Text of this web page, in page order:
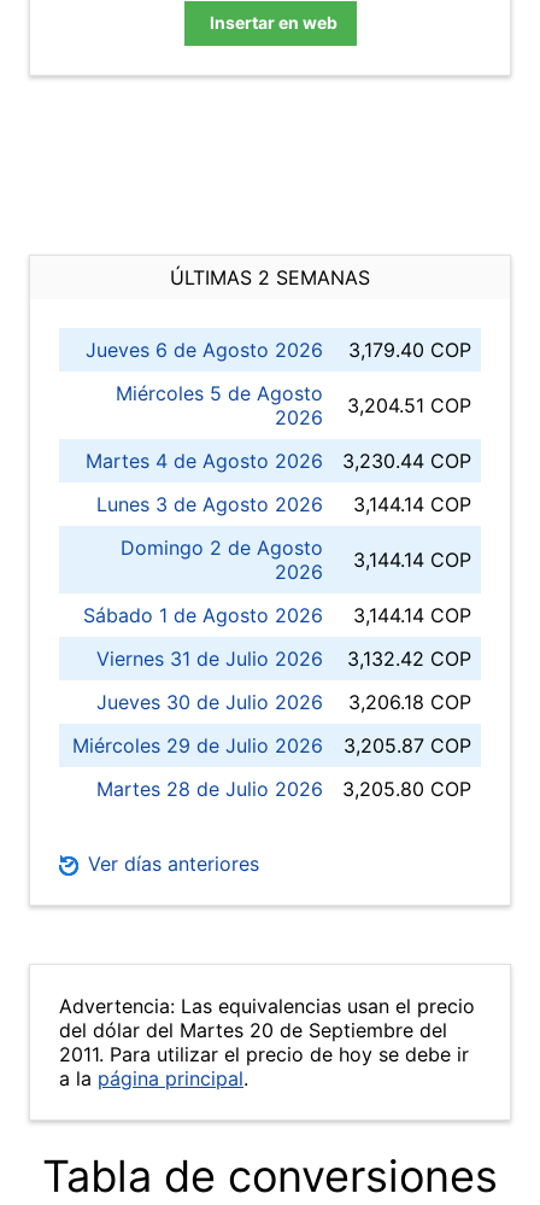
Insertar en web
ÚLTIMAS 2 SEMANAS
Jueves 6 de Agosto 2026
3,179.40 COP
Miércoles 5 de Agosto
2026
3,204.51 COP
Martes 4 de Agosto 2026
3,230.44 COP
Lunes 3 de Agosto 2026
3,144.14 COP
Domingo 2 de Agosto
2026
3,144.14 COP
Sábado 1 de Agosto 2026
3,144.14 COP
Viernes 31 de Julio 2026
3,132.42 COP
Jueves 30 de Julio 2026
3,206.18 COP
Miércoles 29 de Julio 2026
3,205.87 COP
Martes 28 de Julio 2026
3,205.80 COP
Ver días anteriores
Advertencia: Las equivalencias usan el precio
del dólar del Martes 20 de Septiembre del
2011. Para utilizar el precio de hoy se debe ir
a la página principal.
Tabla de conversiones